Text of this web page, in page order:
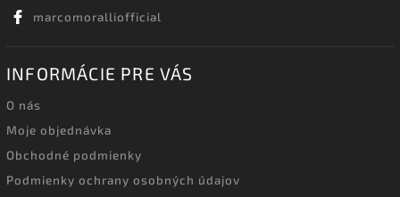
marcomoralliofficial
INFORMÁCIE PRE VÁS
O nás
Moje objednávka
Obchodné podmienky
Podmienky ochrany osobných údajov